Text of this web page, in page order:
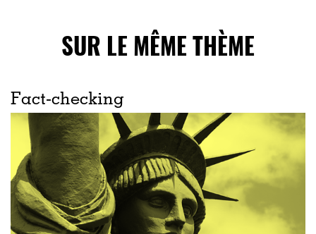
SUR LE MÊME THÈME
Fact-checking